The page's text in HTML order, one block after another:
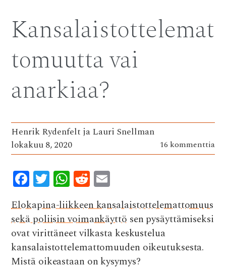
Kansalaistottelemat
tomuutta vai
anarkiaa?
Henrik Rydenfelt ja Lauri Snellman
lokakuu 8, 2020
16 kommenttia
F
ac
e
b
o
o
T
w
it
te
r
W
h
at
s
A
p
R
e
d
di
t
m
ai
l
Elokapina-liikkeen kansalaistottelemattomuus
sekä poliisin voimankäyttö sen pysäyttämiseksi
ovat virittäneet vilkasta keskustelua
kansalaistottelemattomuuden oikeutuksesta.
Mistä oikeastaan on kysymys?